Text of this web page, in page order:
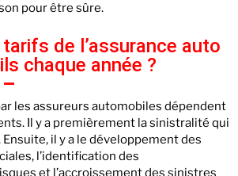
pour être sûre.
de l’assurance auto
chaque année ?
les assureurs automobiles dépendent
Il y a premièrement la sinistralité qui
il y a le développement des
l’identification des
et l’accroissement des sinistres